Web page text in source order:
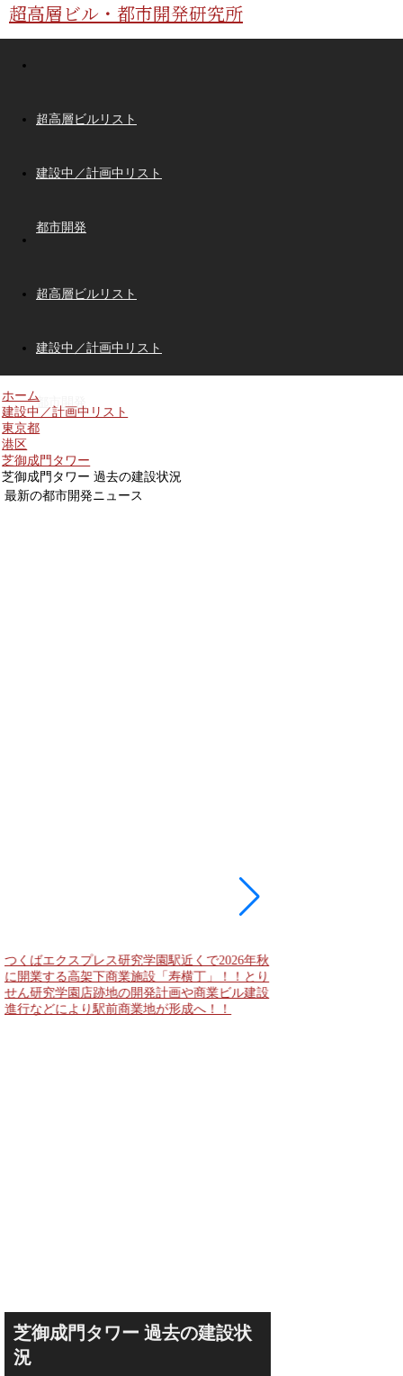
超高層ビル・都市開発研究所
超高層ビルリスト
建設中／計画中リスト
都市開発
超高層ビルリスト
建設中／計画中リスト
都市開発
ホーム
建設中／計画中リスト
東京都
港区
芝御成門タワー
芝御成門タワー 過去の建設状況
最新の都市開発ニュース
つくばエクスプレス研究学園駅近くで2026年秋
に開業する高架下商業施設「寿横丁」！！とり
せん研究学園店跡地の開発計画や商業ビル建設
進行などにより駅前商業地が形成へ！！
芝御成門タワー 過去の建設状
況